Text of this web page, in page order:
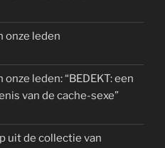
onze leden
leden: “BEDEKT: een
van de cache-sexe”
uit de collectie van